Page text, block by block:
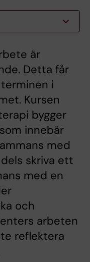
är
Detta får
i
Kursen
bygger
innebär
med
skriva ett
med en
och
arbeten
reflektera